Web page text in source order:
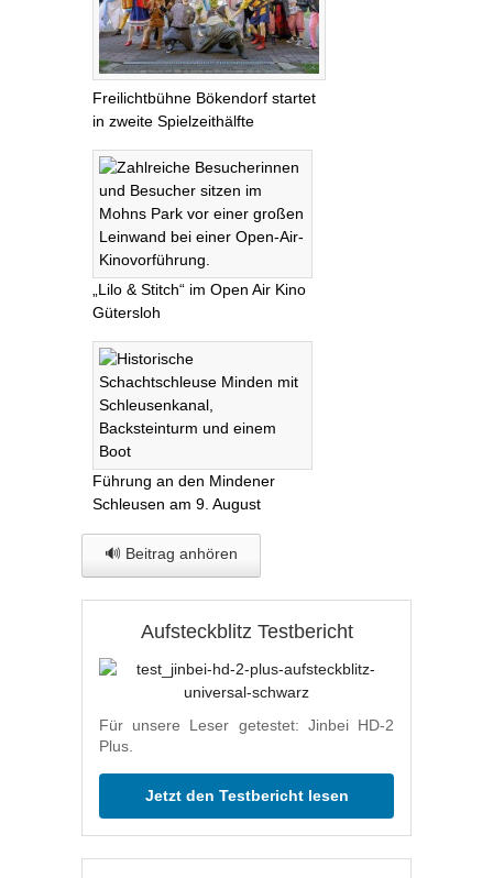
Freilichtbühne Bökendorf startet
in zweite Spielzeithälfte
„Lilo & Stitch“ im Open Air Kino
Gütersloh
Führung an den Mindener
Schleusen am 9. August
🔊 Beitrag anhören
Aufsteckblitz Testbericht
Für unsere Leser getestet: Jinbei HD-2
Plus.
Jetzt den Testbericht lesen